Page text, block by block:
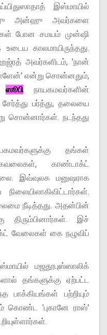
இஸ்மாயில்
அன்ஹு அவர்களை
போன சமயம் முன்ஷி
காலமாயிருந்தது.
அவர்களிடம், 'நான்
என்று சொன்னதும்,
ஸூபிநாயகமவர்களின்
பர்த்து, தலையை
சொன்னார்கள். நடந்தது
தங்கள்
கவலைகள், காண்டாக்ட்
இவ்வுலக மனுஷராக
நீடித்தது. அதன்பின்
திரும்பினார்கள். இச்
வேலைகள் கை நழுவிப்
மஜதூபுஸ்ஸாலிக்
தங்களுக்கு ஏற்பட்ட
பாக்கியங்கள் பற்றியும்
கொண்ட 'புகானே ராஸ்'